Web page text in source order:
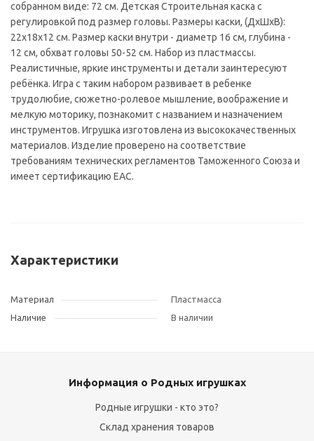
собранном виде: 72 см. Детская Строительная каска с
регулировкой под размер головы. Размеры каски, (ДxШxВ):
22x18x12 см. Размер каски внутри - диаметр 16 см, глубина -
12 см, обхват головы 50-52 см. Набор из пластмассы.
Реалистичные, яркие инструменты и детали заинтересуют
ребёнка. Игра с таким набором развивает в ребенке
трудолюбие, сюжетно-ролевое мышление, воображение и
мелкую моторику, познакомит с названием и назначением
инструментов. Игрушка изготовлена из высококачественных
материалов. Изделие проверено на соответствие
требованиям технических регламентов Таможенного Союза и
имеет сертификацию ЕАС.
Характеристики
Материал
Пластмасса
Наличие
В наличии
Информация о Родных игрушках
Родные игрушки - кто это?
Склад хранения товаров